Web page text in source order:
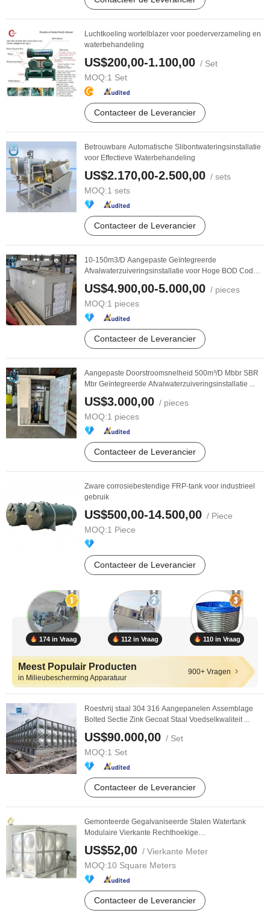
Luchtkoeling wortelblazer voor poederverzameling en
waterbehandeling
US$200,00-1.100,00 / Set
MOQ:1 Set
Contacteer de Leverancier
Betrouwbare Automatische Slibontwateringsinstallatie
voor Effectieve Waterbehandeling
US$2.170,00-2.500,00 / sets
MOQ:1 sets
Contacteer de Leverancier
10-150m3/D Aangepaste Geïntegreerde
Afvalwaterzuiveringsinstallatie voor Hoge BOD Cod
Verwijdering ...
US$4.900,00-5.000,00 / pieces
MOQ:1 pieces
Contacteer de Leverancier
Aangepaste Doorstroomsnelheid 500m³/D Mbbr SBR
Mbr Geïntegreerde Afvalwaterzuiveringsinstallatie ...
US$3.000,00 / pieces
MOQ:1 pieces
Contacteer de Leverancier
Zware corrosiebestendige FRP-tank voor industrieel
gebruik
US$500,00-14.500,00 / Piece
MOQ:1 Piece
Contacteer de Leverancier
174 in Vraag 112 in Vraag 110 in Vraag
Meest Populair Producten
in Milieubescherming Apparatuur
900+ Vragen
Roestvrij staal 304 316 Aangepanelen Assemblage
Bolted Sectie Zink Gecoat Staal Voedselkwaliteit ...
US$90.000,00 / Set
MOQ:1 Set
Contacteer de Leverancier
Gemonteerde Gegalvaniseerde Stalen Watertank
Modulaire Vierkante Rechthoekige
Assemblageverbinding ...
US$52,00 / Vierkante Meter
MOQ:10 Square Meters
Contacteer de Leverancier